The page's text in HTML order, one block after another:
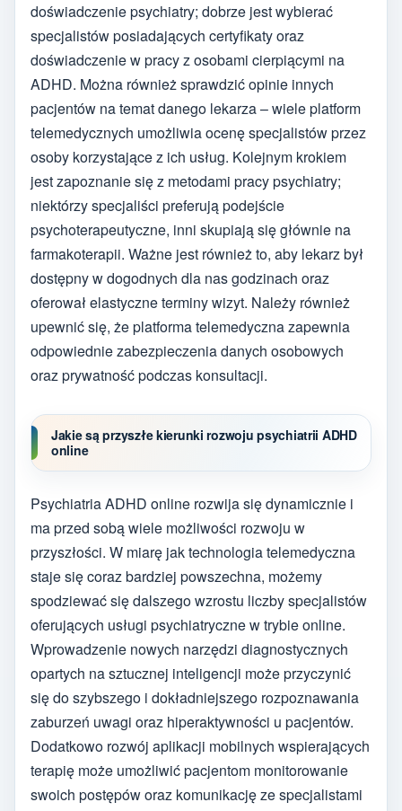
doświadczenie psychiatry; dobrze jest wybierać
specjalistów posiadających certyfikaty oraz
doświadczenie w pracy z osobami cierpiącymi na
ADHD. Można również sprawdzić opinie innych
pacjentów na temat danego lekarza – wiele platform
telemedycznych umożliwia ocenę specjalistów przez
osoby korzystające z ich usług. Kolejnym krokiem
jest zapoznanie się z metodami pracy psychiatry;
niektórzy specjaliści preferują podejście
psychoterapeutyczne, inni skupiają się głównie na
farmakoterapii. Ważne jest również to, aby lekarz był
dostępny w dogodnych dla nas godzinach oraz
oferował elastyczne terminy wizyt. Należy również
upewnić się, że platforma telemedyczna zapewnia
odpowiednie zabezpieczenia danych osobowych
oraz prywatność podczas konsultacji.
Jakie są przyszłe kierunki rozwoju psychiatrii ADHD
online
Psychiatria ADHD online rozwija się dynamicznie i
ma przed sobą wiele możliwości rozwoju w
przyszłości. W miarę jak technologia telemedyczna
staje się coraz bardziej powszechna, możemy
spodziewać się dalszego wzrostu liczby specjalistów
oferujących usługi psychiatryczne w trybie online.
Wprowadzenie nowych narzędzi diagnostycznych
opartych na sztucznej inteligencji może przyczynić
się do szybszego i dokładniejszego rozpoznawania
zaburzeń uwagi oraz hiperaktywności u pacjentów.
Dodatkowo rozwój aplikacji mobilnych wspierających
terapię może umożliwić pacjentom monitorowanie
swoich postępów oraz komunikację ze specjalistami